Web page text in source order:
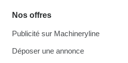
Nos offres
Publicité sur Machineryline
Déposer une annonce